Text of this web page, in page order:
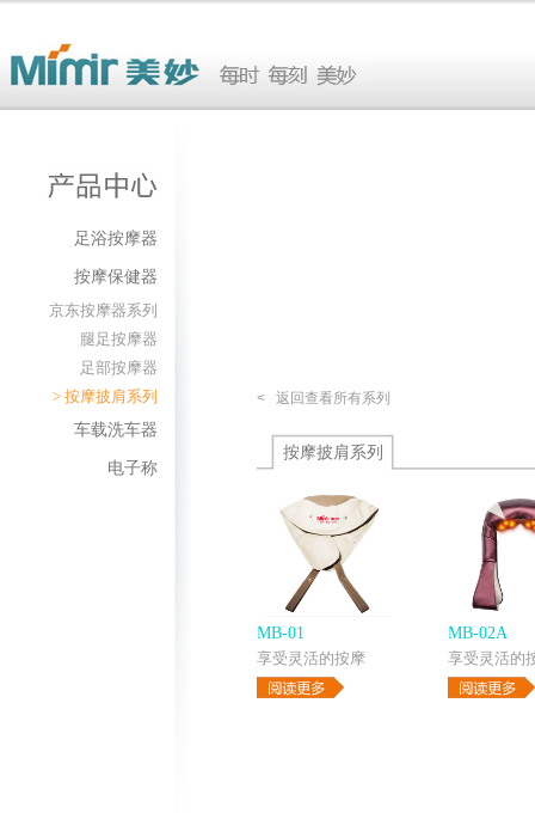
足浴按摩器
按摩保健器
京东按摩器系列
腿足按摩器
足部按摩器
> 按摩披肩系列
车载洗车器
电子称
< 返回查看所有系列
按摩披肩系列
MB-01
享受灵活的按摩
MB-02A
享受灵活的